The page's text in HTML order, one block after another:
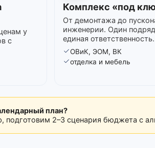
у
с
Комплекс «под
От демонтажа до
инженерии. Один
единая ответственность.
ОВиК, ЭОМ, ВК
отделка и мебель
план?
подготовим 2–3 сценария бюджета с